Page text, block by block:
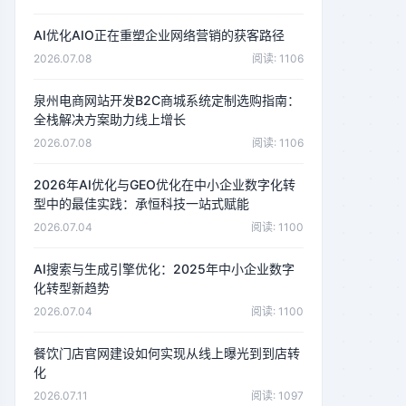
AI优化AIO正在重塑企业网络营销的获客路径
2026.07.08 阅读: 1106
泉州电商网站开发B2C商城系统定制选购指南：
全栈解决方案助力线上增长
2026.07.08 阅读: 1106
2026年AI优化与GEO优化在中小企业数字化转
型中的最佳实践：承恒科技一站式赋能
2026.07.04 阅读: 1100
AI搜索与生成引擎优化：2025年中小企业数字
化转型新趋势
2026.07.04 阅读: 1100
餐饮门店官网建设如何实现从线上曝光到到店转
化
2026.07.11 阅读: 1097